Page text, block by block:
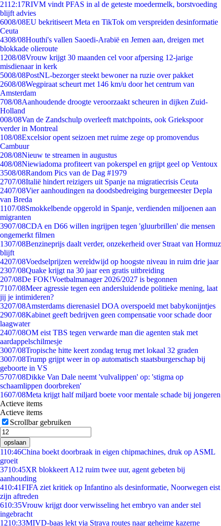
2112:17RIVM vindt PFAS in al de geteste moedermelk, borstvoeding
blijft advies
6008/08EU bekritiseert Meta en TikTok om verspreiden desinformatie
Ceuta
4308/08Houthi's vallen Saoedi-Arabië en Jemen aan, dreigen met
blokkade olieroute
1208/08Vrouw krijgt 30 maanden cel voor afpersing 12-jarige
misdienaar in kerk
5008/08PostNL-bezorger steekt bewoner na ruzie over pakket
2608/08Wegpiraat scheurt met 146 km/u door het centrum van
Amsterdam
708/08Aanhoudende droogte veroorzaakt scheuren in dijken Zuid-
Holland
008/08Van de Zandschulp overleeft matchpoints, ook Griekspoor
verder in Montreal
108/08Excelsior opent seizoen met ruime zege op promovendus
Cambuur
208/08Nieuw te streamen in augustus
408/08Niewiadoma profiteert van pokerspel en grijpt geel op Ventoux
3508/08Random Pics van de Dag #1979
2707/08Italië hindert reizigers uit Spanje na migratiecrisis Ceuta
2407/08Vier aanhoudingen na doodsbedreiging burgemeester Depla
van Breda
1107/08Smokkelbende opgerold in Spanje, verdienden miljoenen aan
migranten
3907/08CDA en D66 willen ingrijpen tegen 'gluurbrillen' die mensen
ongemerkt filmen
1307/08Benzineprijs daalt verder, onzekerheid over Straat van Hormuz
blijft
4207/08Voedselprijzen wereldwijd op hoogste niveau in ruim drie jaar
2307/08Quake krijgt na 30 jaar een gratis uitbreiding
207/08De FOK!Voetbalmanager 2026/2027 is begonnen
7107/08Meer agressie tegen een andersluidende politieke mening, laat
jij je intimideren?
3207/08Amsterdams dierenasiel DOA overspoeld met babykonijntjes
2907/08Kabinet geeft bedrijven geen compensatie voor schade door
laagwater
2407/08OM eist TBS tegen verwarde man die agenten stak met
aardappelschilmesje
3007/08Tropische hitte keert zondag terug met lokaal 32 graden
3007/08Trump grijpt weer in op automatisch staatsburgerschap bij
geboorte in VS
5707/08Dikke Van Dale neemt 'vulvalippen' op: 'stigma op
schaamlippen doorbreken'
1607/08Meta krijgt half miljard boete voor mentale schade bij jongeren
Actieve items
Actieve items
Scrollbar gebruiken
opslaan
110:46China boekt doorbraak in eigen chipmachines, druk op ASML
groeit
3710:45XR blokkeert A12 ruim twee uur, agent gebeten bij
aanhouding
410:41FIFA ziet kritiek op Infantino als desinformatie, Noorwegen eist
zijn aftreden
610:35Vrouw krijgt door verwisseling het embryo van ander stel
ingebracht
1210:33MIVD-baas lekt via Strava routes naar geheime kazerne